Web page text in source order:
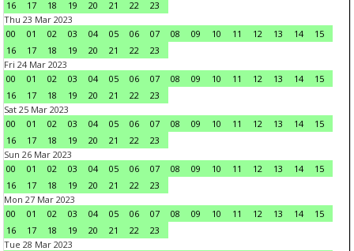
16
17 18 19 20 21 22
23
Thu 23 Mar 2023
00
01 02 03 04 05 06 07 08 09 10 11 12 13 14
15
16
17 18 19 20 21 22
23
Fri 24 Mar 2023
00
01 02 03 04 05 06 07 08 09 10 11 12 13 14
15
16
17 18 19 20 21 22
23
Sat 25 Mar 2023
00
01 02 03 04 05 06 07 08 09 10 11 12 13 14
15
16
17 18 19 20 21 22
23
Sun 26 Mar 2023
00
01 02 03 04 05 06 07 08 09 10 11 12 13 14
15
16
17 18 19 20 21 22
23
Mon 27 Mar 2023
00
01 02 03 04 05 06 07 08 09 10 11 12 13 14
15
16
17 18 19 20 21 22
23
Tue 28 Mar 2023